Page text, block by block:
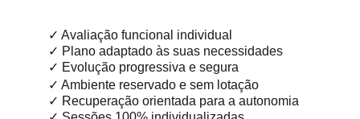
✓ Avaliação funcional individual
✓ Plano adaptado às suas necessidades
✓ Evolução progressiva e segura
✓ Ambiente reservado e sem lotação
✓ Recuperação orientada para a autonomia